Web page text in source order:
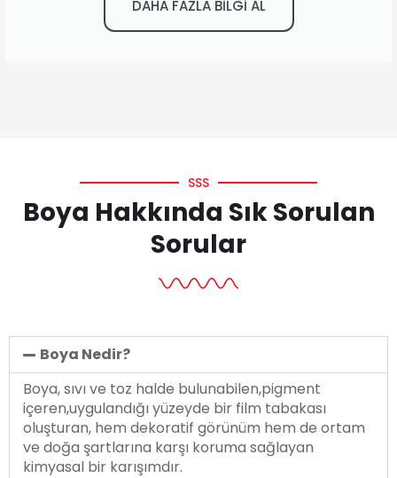
DAHA FAZLA BİLGİ AL
SSS
Boya Hakkında Sık Sorulan
Sorular
Boya Nedir?
Boya, sıvı ve toz halde bulunabilen,pigment
içeren,uygulandığı yüzeyde bir film tabakası
oluşturan, hem dekoratif görünüm hem de ortam
ve doğa şartlarına karşı koruma sağlayan
kimyasal bir karışımdır.